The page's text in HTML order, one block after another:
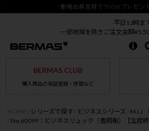
新規会員登録で500ptプレゼン
平日13時ま
一部地域を除きご注文金額
BERMAS CLUB
購入商品の保証登録・修理など
シリーズで探す ビジネスシリーズ
M.I.J
No.60099：ビジネスリュック（豊岡鞄）【生産終